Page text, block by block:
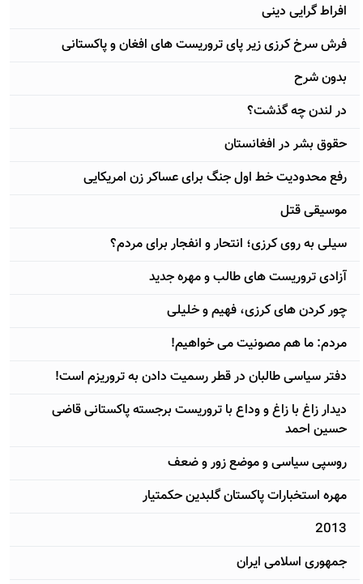
افراط گرایی دینی
فرش سرخ کرزی زیر پای تروریست های افغان و پاکستانی
بدون شرح
در لندن چه گذشت؟
حقوق بشر در افغانستان
رفع محدودیت خط اول جنگ برای عساکر زن امریکایی
موسیقی قتل
سیلی به روی کرزی؛ انتحار و انفجار برای مردم؟
آزادی تروریست های طالب و مهره جدید
چور کردن های کرزی، فهیم و خلیلی
مردم: ما هم مصونیت می خواهیم!
دفتر سیاسی طالبان در قطر رسمیت دادن به تروریزم است!
دیدار زاغ با زاغ و وداع با تروریست برجسته پاکستانی قاضی
حسین احمد
روسپی سیاسی و موضع زور و ضعف
مهره استخبارات پاکستان گلبدین حکمتیار
2013
جمهوری اسلامی ایران